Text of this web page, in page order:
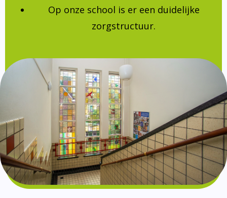
Op onze school is er een duidelijke
zorgstructuur.